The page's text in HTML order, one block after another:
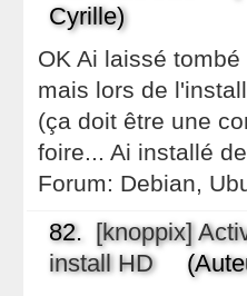
Cyrille)
OK Ai laissé
mais lors de
(ça doit être une
foire... Ai installé
Forum: Debian,
82. [knoppix]
install HD